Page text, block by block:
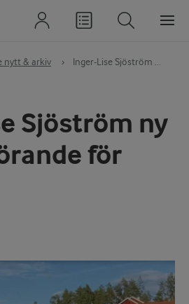
nytt & arkiv › Inger-Lise Sjöström ...
Sjöström ny
för